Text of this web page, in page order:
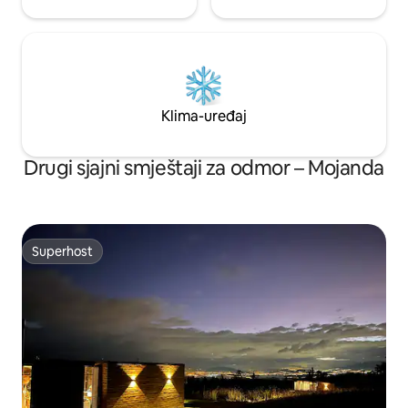
Klima-uređaj
Drugi sjajni smještaji za odmor – Mojanda
Superhost
Superhost